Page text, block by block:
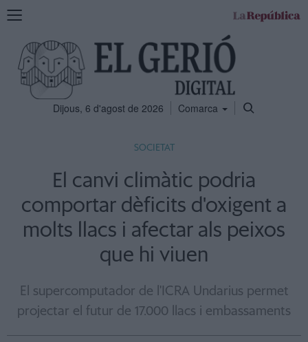
Mostra
navegació
Dijous, 6 d'agost de 2026 Comarca
SOCIETAT
El canvi climàtic podria
comportar dèficits d'oxigent a
molts llacs i afectar als peixos
que hi viuen
El supercomputador de l'ICRA Undarius permet
projectar el futur de 17.000 llacs i embassaments